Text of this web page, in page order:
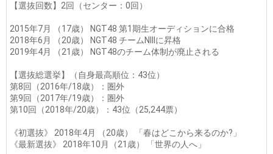
【選抜回数】2回（センター：0回）
2015年7月 （17歳） NGT48 第1期生オーディションに合格
2018年6月 （20歳） NGT48 チームNIIIに昇格
2019年4月 （21歳） NGT48のチーム体制が廃止される
【選抜総選挙】（自身最高順位：43位）
第8回（2016年/18歳）：圏外
第9回（2017年/19歳）：圏外
第10回（2018年/20歳）：43位（25,244票）
《初選抜》 2018年4月 （20歳） 「春はどこから来るのか?」
《最新選抜》 2018年10月（21歳） 「世界の人へ」